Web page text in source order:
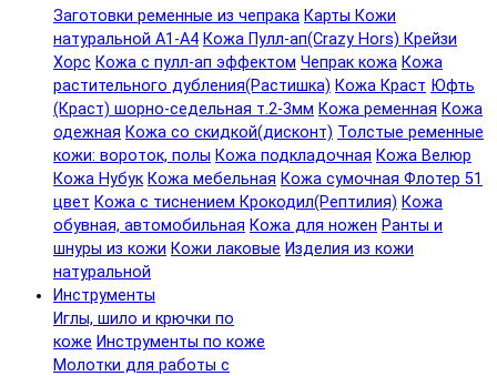
Заготовки ременные из чепрака Карты Кожи
натуральной А1-А4 Кожа Пулл-ап(Crazy Hors) Крейзи
Хорс Кожа с пулл-ап эффектом Чепрак кожа Кожа
растительного дубления(Растишка) Кожа Краст Юфть
(Краст) шорно-седельная т.2-3мм Кожа ременная Кожа
одежная Кожа со скидкой(дисконт) Толстые ременные
кожи: вороток, полы Кожа подкладочная Кожа Велюр
Кожа Нубук Кожа мебельная Кожа сумочная Флотер 51
цвет Кожа с тиснением Крокодил(Рептилия) Кожа
обувная, автомобильная Кожа для ножен Ранты и
шнуры из кожи Кожи лаковые Изделия из кожи
натуральной
Инструменты
Иглы, шило и крючки по
коже Инструменты по коже
Молотки для работы с